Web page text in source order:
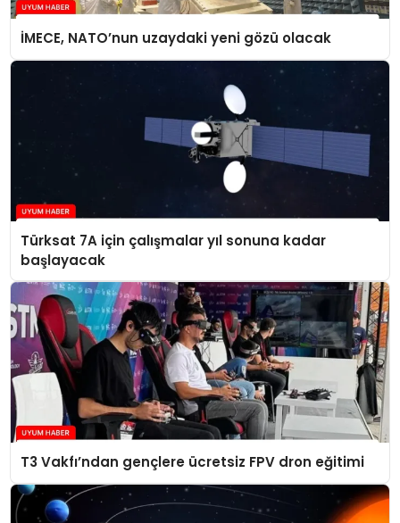
İMECE, NATO’nun uzaydaki yeni gözü olacak
Türksat 7A için çalışmalar yıl sonuna kadar
başlayacak
T3 Vakfı’ndan gençlere ücretsiz FPV dron eğitimi